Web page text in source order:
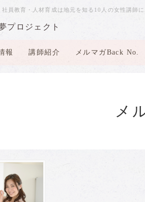
員教育・人材育成は地元を知る10人の女性講師に
プロジェクト
報 講師紹介 メルマガBack No.
メ